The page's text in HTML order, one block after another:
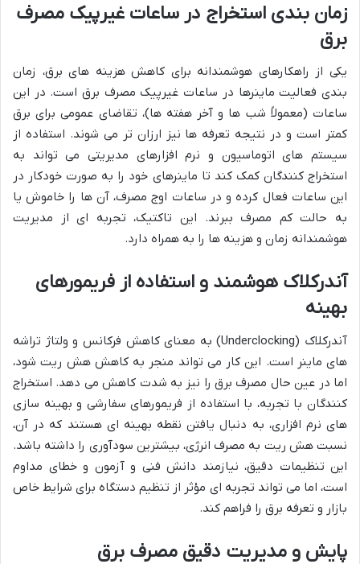
زمان بندی استخراج در ساعات غیرپیک مصرف
برق
یکی از راهکارهای هوشمندانه برای کاهش هزینه های برق، زمان
بندی فعالیت ماینرها در ساعات غیرپیک مصرف برق است. در این
ساعات (معمولاً شب ها و آخر هفته ها)، تقاضای عمومی برای برق
کمتر است و در نتیجه تعرفه ها نیز ارزان تر می شوند. استفاده از
سیستم های اتوماسیون و نرم افزارهای مدیریتی می تواند به
استخراج کنندگان کمک کند تا ماینرهای خود را به صورت خودکار در
این ساعات فعال کرده و در ساعات اوج مصرف، آن ها را خاموش یا
به حالت کم مصرف ببرند. این تاکتیک، تجربه ای از مدیریت
هوشمندانه زمان و هزینه ها را به همراه دارد.
آندرکلاک هوشمند و استفاده از فریمورهای
بهینه
آندرکلاک (Underclocking) به معنای کاهش فرکانس و ولتاژ تراشه
های ماینر است. این کار می تواند منجر به کاهش هش ریت شود،
اما در عین حال مصرف برق را نیز به شدت کاهش می دهد. استخراج
کنندگان با تجربه، با استفاده از فریمورهای سفارشی و بهینه سازی
های نرم افزاری، به دنبال یافتن نقطه بهینه ای هستند که در آن،
نسبت هش ریت به مصرف انرژی، بیشترین سودآوری را داشته باشد.
این تنظیمات دقیق، نیازمند دانش فنی و آزمون و خطای مداوم
است، اما می تواند تجربه ای مؤثر از تنظیم دستگاه برای شرایط خاص
بازار و تعرفه برق را فراهم کند.
پایش و مدیریت دقیق مصرف برق